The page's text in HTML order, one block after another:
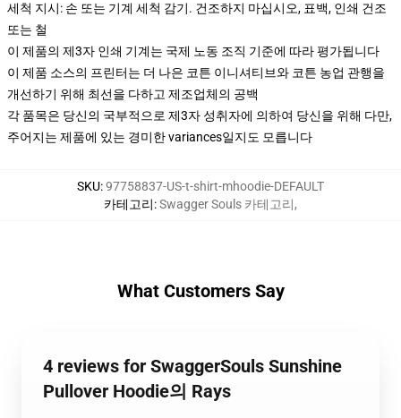
세척 지시: 손 또는 기계 세척 감기. 건조하지 마십시오, 표백, 인쇄 건조
또는 철
이 제품의 제3자 인쇄 기계는 국제 노동 조직 기준에 따라 평가됩니다
이 제품 소스의 프린터는 더 나은 코튼 이니셔티브와 코튼 농업 관행을
개선하기 위해 최선을 다하고 제조업체의 공백
각 품목은 당신의 국부적으로 제3자 성취자에 의하여 당신을 위해 다만,
주어지는 제품에 있는 경미한 variances일지도 모릅니다
SKU:97758837-US-t-shirt-mhoodie-DEFAULT
카테고리:Swagger Souls 카테고리,
What Customers Say
4 reviews for SwaggerSouls Sunshine
Pullover Hoodie의 Rays